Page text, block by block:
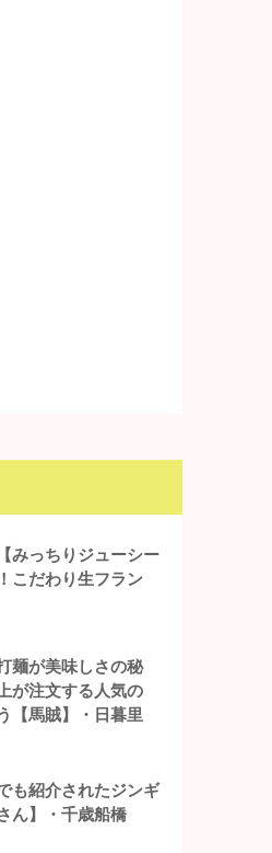
みっちりジューシー
こだわり生フラン
麺が美味しさの秘
が注文する人気の
【馬賊】・日暮里
も紹介されたジンギ
ん】・千歳船橋